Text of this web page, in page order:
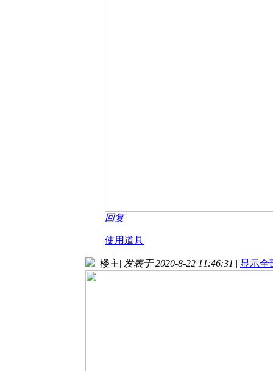
回复
使用道具
楼主| 发表于 2020-8-22 11:46:31 | 显示全